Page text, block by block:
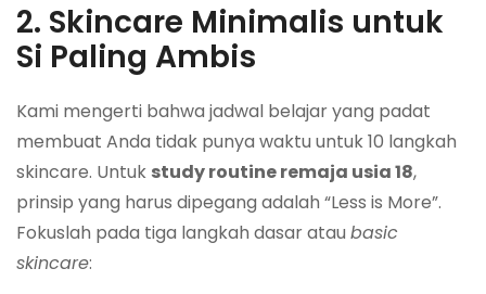
2. Skincare Minimalis untuk
Si Paling Ambis
Kami mengerti bahwa jadwal belajar yang padat
membuat Anda tidak punya waktu untuk 10 langkah
skincare. Untuk study routine remaja usia 18,
prinsip yang harus dipegang adalah “Less is More”.
Fokuslah pada tiga langkah dasar atau basic
skincare: